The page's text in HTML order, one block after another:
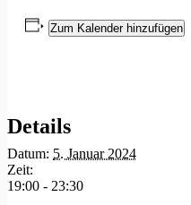
Zum Kalender hinzufügen
Details
Datum: 5. Januar 2024
Zeit:
19:00 - 23:30